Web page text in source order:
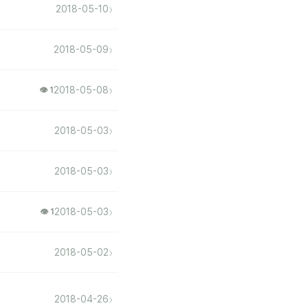
2018-05-10›
2018-05-09›
👁 12018-05-08›
2018-05-03›
2018-05-03›
👁 12018-05-03›
2018-05-02›
2018-04-26›